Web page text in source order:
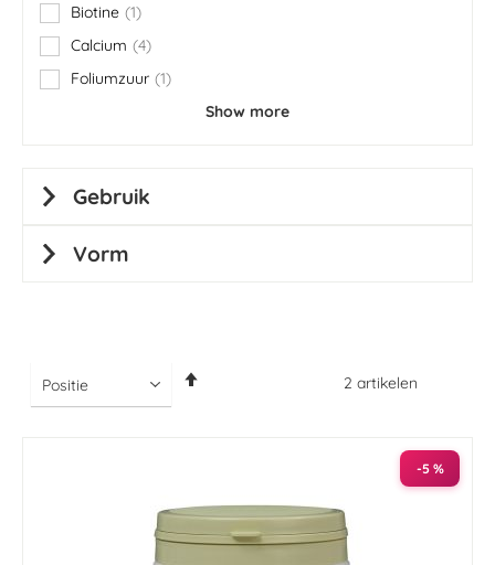
2 artikelen
-5 %
Biotine 1
item
Calcium
4
items
Foliumzuur 1
item
Show more
Gebruik
Vorm